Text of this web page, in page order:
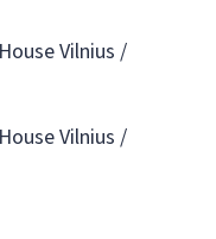
Vilnius /
Vilnius /